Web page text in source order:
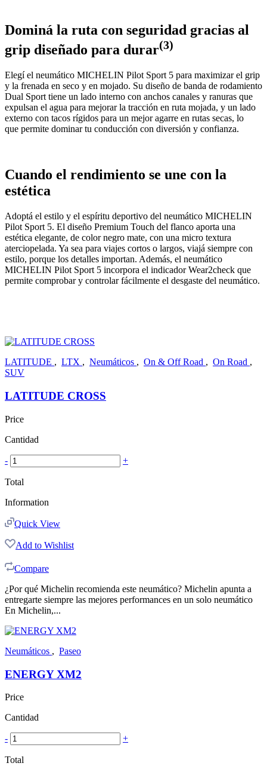
Dominá la ruta con seguridad gracias al
grip diseñado para durar(3)
Elegí el neumático MICHELIN Pilot Sport 5 para maximizar el grip
y la frenada en seco y en mojado. Su diseño de banda de rodamiento
Dual Sport tiene un lado interno con anchos canales y ranuras que
expulsan el agua para mejorar la tracción en ruta mojada, y un lado
externo con tacos rígidos para un mejor agarre en rutas secas, lo
que permite dominar tu conducción con diversión y confianza.
Cuando el rendimiento se une con la
estética
Adoptá el estilo y el espíritu deportivo del neumático MICHELIN
Pilot Sport 5. El diseño Premium Touch del flanco aporta una
estética elegante, de color negro mate, con una micro textura
aterciopelada. Ya sea para viajes cortos o largos, viajá siempre con
estilo, porque los detalles importan. Además, el neumático
MICHELIN Pilot Sport 5 incorpora el indicador Wear2check que
permite comprobar y controlar fácilmente el desgaste del neumático.
LATITUDE , LTX , Neumáticos , On & Off Road , On Road ,
SUV
LATITUDE CROSS
Price
Cantidad
- +
Total
Information
Quick View
Add to Wishlist
Compare
¿Por qué Michelin recomienda este neumático? Michelin apunta a
entregarte siempre las mejores performances en un solo neumático
En Michelin,...
Neumáticos , Paseo
ENERGY XM2
Price
Cantidad
- +
Total